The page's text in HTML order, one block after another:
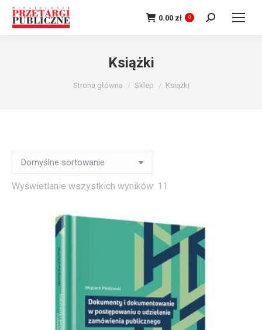
0.00 zł 0 Szukaj:
Książki
Strona główna Sklep Książki
Wyświetlanie wszystkich wyników: 11